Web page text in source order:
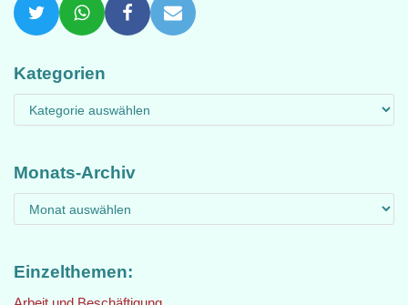
Kategorien
Monats-Archiv
Einzelthemen: